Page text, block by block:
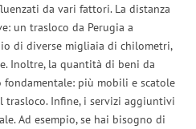
da vari fattori. La distanza
un trasloco da Perugia a
di diverse migliaia di chilometri,
Inoltre, la quantità di beni da
più mobili e scatole
trasloco. Infine, i servizi aggiuntivi
Ad esempio, se hai bisogno di